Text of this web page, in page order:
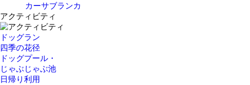
カーサブランカ
アクティビティ
ドッグラン
四季の花径
ドッグプール・
じゃぶじゃぶ池
日帰り利用